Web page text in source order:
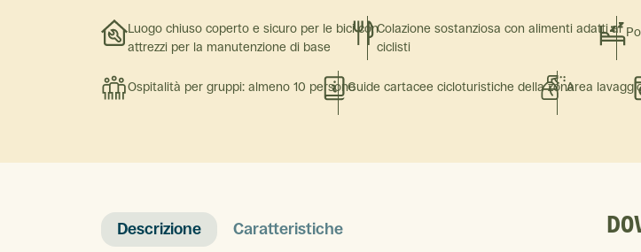
Luogo chiuso coperto e sicuro per le bici con
attrezzi per la manutenzione di base
Colazione sostanziosa con alimenti adatti ai
ciclisti
Ospitalità per gruppi: almeno 10 personeGuide cartacee cicloturistiche della zonaArea
Descrizione Caratteristiche